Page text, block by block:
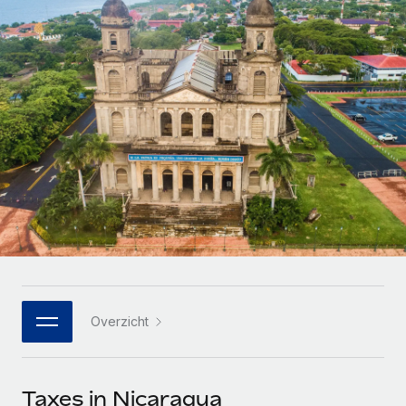
Zzp'ers internationaal onboarden en beheren
PEO
Ingewikkelde HR-taken eenvoudig uitbesteden
INFRASTRUCTUUR
Remote Embedded
HR naadloos in workflows integreren
Platform
Ingebouwde essentiële HR-functies voor je team
Integraties
GROEIFASE
Start-ups
Flexibele global HR en payroll solutions voor groeiende
bedrijven
Mid-market
Teams uitbreiden met HR solutions op maat
Enterprise
Global HR voor grote bedrijven
WERK MET ONS SAMEN
Strategische technologiepartners
Een partner worden
Betalingscalculator voor zzp'ers
Ontdek valuta-opties en betaalsnelheden voor
internationale zzp'ers
LEREN MET REMOTE
Onderzoek en gidsen
Casestudy's
HR-woordenlijst
Checklists en templates
Webinars
Nederlands
Français
Deutsch
Español
Italiano
Português (Portugal)
日本語
한국어
Inloggen
Overzicht
Taxes in Nicaragua